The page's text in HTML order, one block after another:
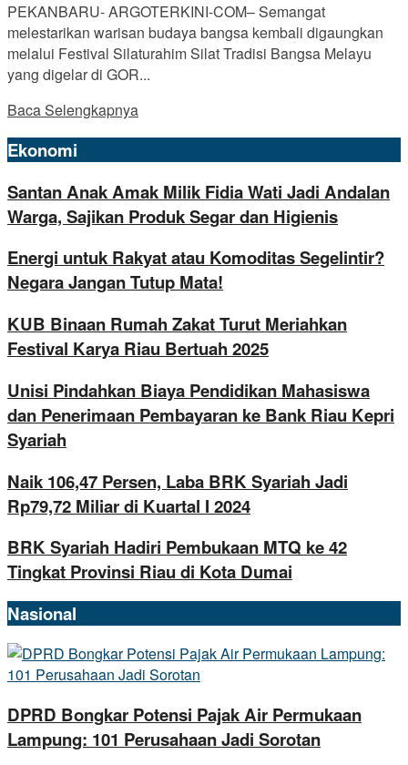
PEKANBARU- ARGOTERKINI-COM– Semangat
melestarikan warisan budaya bangsa kembali digaungkan
melalui Festival Silaturahim Silat Tradisi Bangsa Melayu
yang digelar di GOR...
Baca Selengkapnya
Ekonomi
Santan Anak Amak Milik Fidia Wati Jadi Andalan
Warga, Sajikan Produk Segar dan Higienis
Energi untuk Rakyat atau Komoditas Segelintir?
Negara Jangan Tutup Mata!
KUB Binaan Rumah Zakat Turut Meriahkan
Festival Karya Riau Bertuah 2025
Unisi Pindahkan Biaya Pendidikan Mahasiswa
dan Penerimaan Pembayaran ke Bank Riau Kepri
Syariah
Naik 106,47 Persen, Laba BRK Syariah Jadi
Rp79,72 Miliar di Kuartal I 2024
BRK Syariah Hadiri Pembukaan MTQ ke 42
Tingkat Provinsi Riau di Kota Dumai
Nasional
DPRD Bongkar Potensi Pajak Air Permukaan
Lampung: 101 Perusahaan Jadi Sorotan